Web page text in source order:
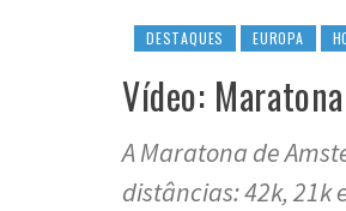
DESTAQUES EUROPA
Vídeo:
A Maratona de
distâncias: 42k, 21k